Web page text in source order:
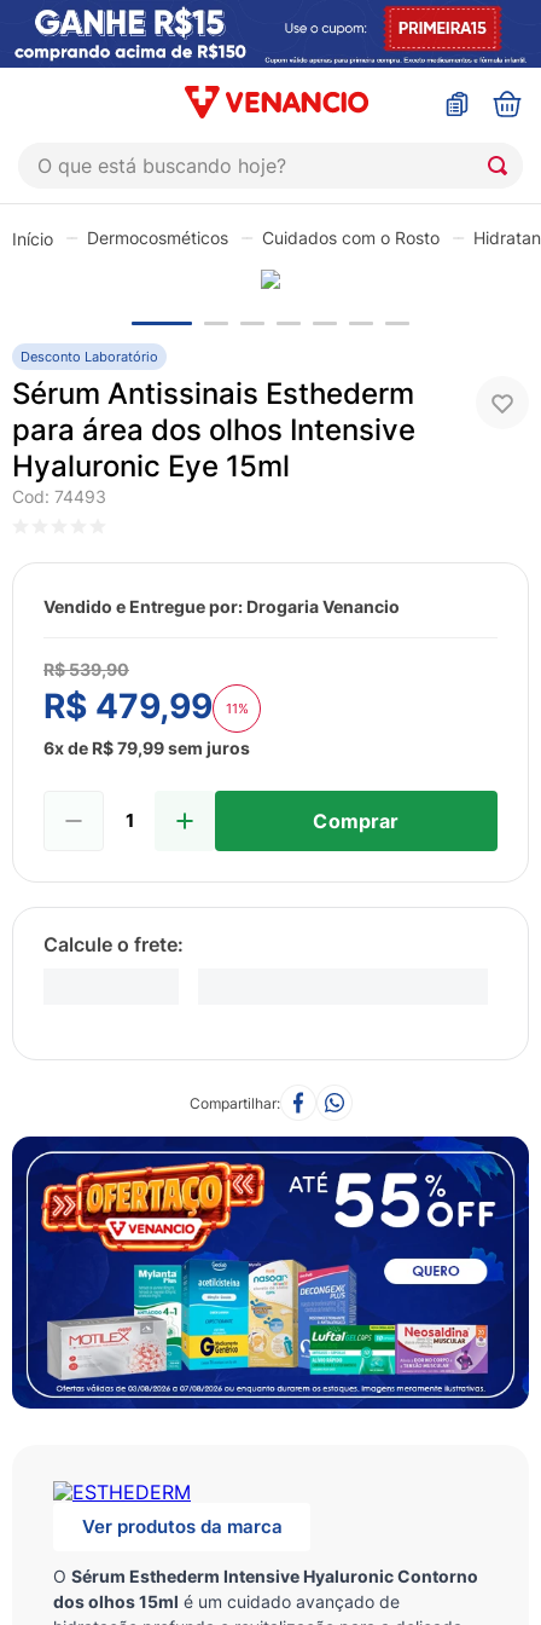
O que está buscando hoje?
Dermocosméticos Cuidados com o Rosto
Desconto Laboratório
Sérum Antissinais Esthederm
para área dos olhos Intensive
Hyaluronic Eye 15ml
Cod: 74493
Vendido e Entregue por: Drogaria Venancio
R$539,90
R$ 479,99 11%
6x de R$79,99sem juros
Comprar
Compartilhar
Ver produtos da marca
O Sérum Esthederm Intensive Hyaluronic Contorno
dos olhos 15ml é um cuidado avançado de
1º
coristina
4
fly gotas
5 º
protetor solar
º
esmalte